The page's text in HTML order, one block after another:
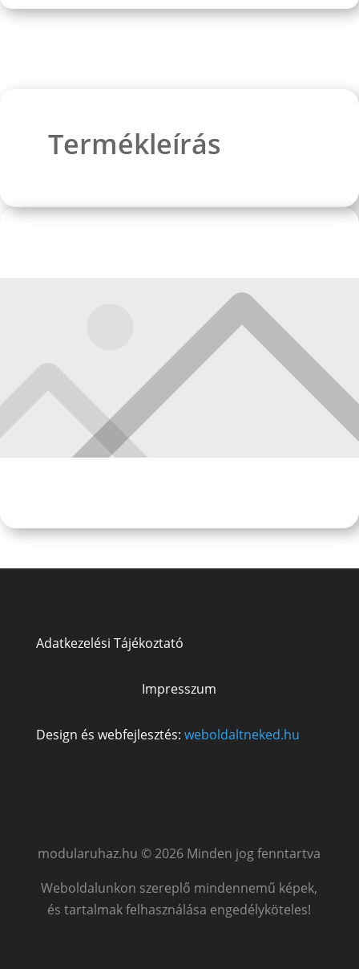
Termékleírás
Adatkezelési Tájékoztató
Impresszum
Design és webfejlesztés: weboldaltneked.hu
modularuhaz.hu © 2026 Minden jog fenntartva
Weboldalunkon szereplő mindennemű képek,
és tartalmak felhasználása engedélyköteles!